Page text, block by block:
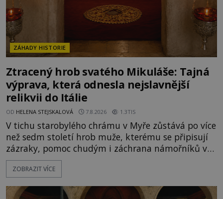
ZÁHADY HISTORIE
Ztracený hrob svatého Mikuláše: Tajná
výprava, která odnesla nejslavnější
relikvii do Itálie
OD HELENA STEJSKALOVÁ 7.8.2026 1.3TIS
V tichu starobylého chrámu v Myře zůstává po více
než sedm století hrob muže, kterému se připisují
zázraky, pomoc chudým i záchrana námořníků v
bouřích. Pak ale přichází rok 1087 a klidné místo
se mění v dějiště podivné noční výpravy. Skupina
Mikuláše a odváží jeho ostatky přes moře do Bari.
ZOBRAZIT VÍCE